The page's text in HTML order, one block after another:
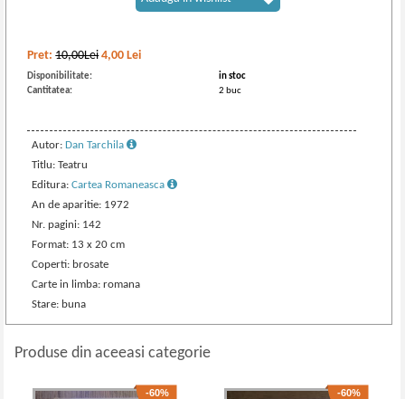
Pret:10,00Lei 4,00 Lei
Disponibilitate:
in stoc
Cantitatea:
2 buc
Autor:Dan Tarchila
Titlu: Teatru
Editura:Cartea Romaneasca
An de aparitie: 1972
Nr. pagini: 142
Format: 13 x 20 cm
Coperti: brosate
Carte in limba: romana
Stare: buna
Produse din aceeasi categorie
-60% -60%